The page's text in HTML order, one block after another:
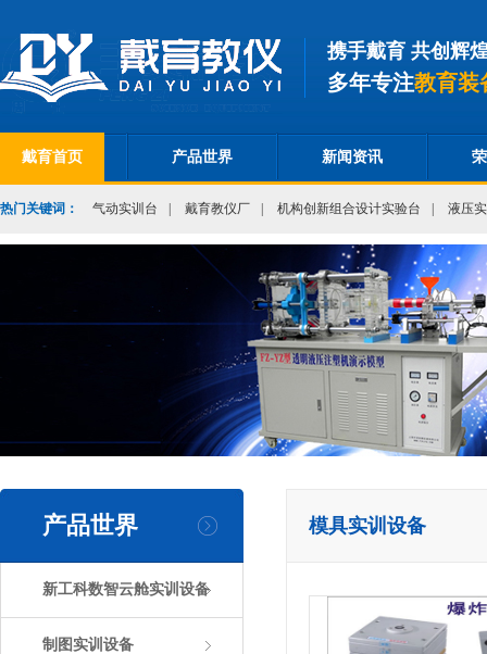
携手戴育 共创辉
多年专注教育装
戴育首页 产品世界 新闻资讯
热门关键词： 气动实训台 戴育教仪厂 机构创新组合设计实验台 液压
产品世界
新工科数智云舱实训设备
制图实训设备
模具实训设备